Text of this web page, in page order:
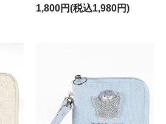
1,800円(税込1,980円)